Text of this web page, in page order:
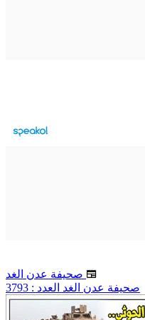
صحيفة عدن الغد العدد : 3793